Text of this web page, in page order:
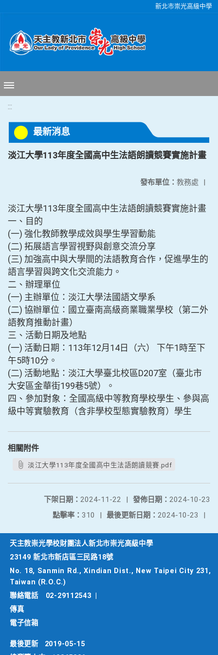
新北市崇光高級中學
:::
最新消息
淡江大學113年度全國高中生法語朗讀競賽實施計畫
發布單位： 教務處 |
淡江大學113年度全國高中生法語朗讀競賽實施計畫
一、目的
(一) 強化教師教學成效與學生學習動能
(二) 拓展語言學習視野與創意交流分享
(三) 加強高中與大學間的法語教育合作，促進學生的
語言學習與跨文化交流能力。
二、辦理單位
(一) 主辦單位：淡江大學法國語文學系
(二) 協辦單位：國立臺南高級商業職業學校（第二外
語教育推動計畫）
三、活動日期及地點
(一) 活動日期：113年12月14日（六） 下午1時至下
午5時10分。
(二) 活動地點：淡江大學臺北校區D207室（臺北市
大安區金華街199巷5號）。
四、參加對象：全國高級中等教育學校學生、參與高
級中等實驗教育（含非學校型態實驗教育）學生
相關附件
淡江大學113年度全國高中生法語朗讀競賽.pdf
發佈日期： 2024-10-23
下架日期： 2024-11-22
|
最後更新日期： 2024-10-23 |
點擊率： 310 |
天主教崇光學校財團法人新北市崇光高級中學
23149 新北市新店區三民路18號
No. 18, Sanmin Rd., Xindian Dist., New Taipei City 231,
Taiwan (R.O.C.)
聯絡電話
02-29112543
傳真
電子信箱
最後更新
2019-05-15